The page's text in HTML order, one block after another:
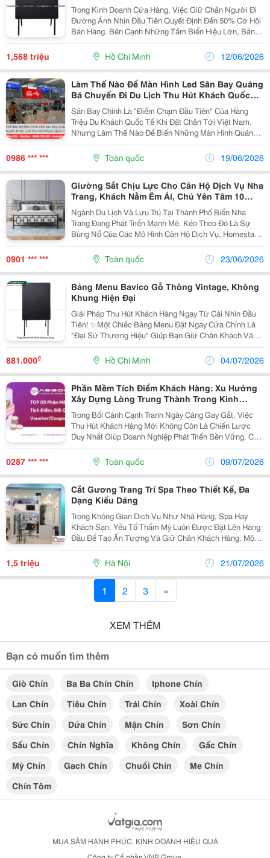
Trong Kinh Doanh Cửa Hàng, Việc Giữ Chân Người Đi
Đường Ánh Nhìn Đầu Tiên Quyết Định Đến 50% Cơ Hội
Bán Hàng. Bên Cạnh Những Tấm Biển Hiệu Lớn, Bảng
Menu Có Chân Chính Là "Vũ Khí" Nhỏ Gọn, Tiết Kiệm
Nhưng Mang Lại Hiệu Quả Chuyển Đổi Cực Kỳ Ấn
Tượng...
1,568 triệu Hồ Chí Minh 12/06/2026
Làm Thế Nào Để Màn Hình Led Sân Bay Quảng
Bá Chuyến Đi Du Lịch Thu Hút Khách Quốc
Tế?
Sân Bay Chính Là "Điểm Chạm Đầu Tiên" Của Hàng
Triệu Du Khách Quốc Tế Khi Đặt Chân Tới Việt Nam.
Nhưng Làm Thế Nào Để Biến Những Màn Hình Quảng
Cáo Phát Sáng Tại Đây Thành "Vũ Khí" Khơi Dậy Khao
Khát Khám Phá Và Giữ Chân Họ Ngay Từ Cái Nhìn Đầu
Tiên?...
0986 *** *** Toàn quốc 19/06/2026
Giường Sắt Chịu Lực Cho Căn Hộ Dịch Vụ Nha
Trang, Khách Nằm Êm Ái, Chủ Yên Tâm 10
Năm
Ngành Du Lịch Và Lưu Trú Tại Thành Phố Biển Nha
Trang Đang Phát Triển Mạnh Mẽ. Kéo Theo Đó Là Sự
Bùng Nổ Của Các Mô Hình Căn Hộ Dịch Vụ, Homestay,
Và Khách Sạn Mini. Để Giữ Chân Khách Hàng Dài Lâu
Và Tối Ưu Hóa Lợi Nhuận, Việc Thiết Kế Không Gian...
0901 *** *** Toàn quốc 23/06/2026
Bảng Menu Bavico Gỗ Thông Vintage, Không
Khung Hiện Đại
Giải Pháp Thu Hút Khách Hàng Ngay Từ Cái Nhìn Đầu
Tiên! ✨Một Chiếc Bảng Menu Đặt Ngay Cửa Chính Là
"Đại Sứ Thương Hiệu" Giúp Bạn Giữ Chân Khách Vãng
Lai Hiệu Quả Nhất! ----------------------------------------------------
- Bảng Viết Bavico...
881.000₫ Hồ Chí Minh 04/07/2026
Phần Mềm Tích Điểm Khách Hàng: Xu Hướng
Xây Dựng Lòng Trung Thành Trong Kinh
Doanh
Trong Bối Cảnh Cạnh Tranh Ngày Càng Gay Gắt, Việc
Thu Hút Khách Hàng Mới Không Còn Là Chiến Lược
Duy Nhất Giúp Doanh Nghiệp Phát Triển Bền Vững. Các
Thương Hiệu Hiện Nay Đang Tập Trung Nhiều Hơn Vào
Việc Giữ Chân Khách Hàng Cũ Thông Qua Các
Chương...
0287 *** *** Toàn quốc 09/07/2026
Cắt Gương Trang Trí Spa Theo Thiết Kế, Đa
Dạng Kiểu Dáng
Trong Không Gian Dịch Vụ Như Nhà Hàng, Spa Hay
Khách Sạn, Yếu Tố Thẩm Mỹ Luôn Được Đặt Lên Hàng
Đầu Để Tạo Ấn Tượng Và Giữ Chân Khách Hàng. Một
Trong Những Giải Pháp Được Nhiều Đơn Vị Lựa Chọn
Chính Là Cắt Gương Trang Trí Nhà Hàng , Spa, Khách
1,5 triệu Hà Nội 21/07/2026
1 2 3 »
XEM THÊM
Bạn có muốn tìm thêm
Giò Chín Ba Ba Chín Chín
Iphone Chín
Lan Chín
Tiêu Chín Trái Chín
Xoài Chín
Sức Chín
Dứa Chín Mận Chín
Sơn Chín
Sấu Chín
Chín Nghĩa Không Chín
Gấc Chín
Mỳ Chín
Gach Chín Chuối Chín
Me Chín
Chín Tôm
MUA SẮM HẠNH PHÚC, KINH DOANH HIỆU QUẢ